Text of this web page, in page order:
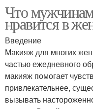
Что мужчинам
нравится в
Введение
Макияж для многих
частью ежедневного
макияж помогает
привлекательнее,
вызывать